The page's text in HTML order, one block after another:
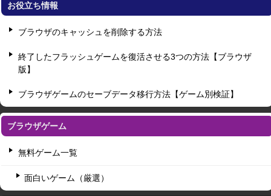
お役立ち情報
ブラウザのキャッシュを削除する方法
終了したフラッシュゲームを復活させる3つの方法【ブラウザ
版】
ブラウザゲームのセーブデータ移行方法【ゲーム別検証】
ブラウザゲーム
無料ゲーム一覧
面白いゲーム（厳選）